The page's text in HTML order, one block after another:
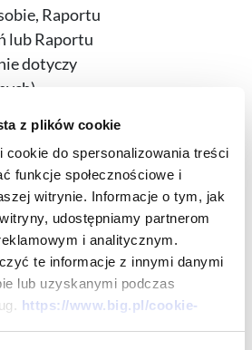
z plików cookie
do spersonalizowania treści
funkcje społecznościowe i
witrynie. Informacje o tym, jak
udostępniamy partnerom
i analitycznym.
te informacje z innymi danymi
lub uzyskanymi podczas
https://www.big.pl/cookie-
Raportu
lub Raportu
dotyczy
krajową
leżących
zagraniczną
leżących
30,00 zł